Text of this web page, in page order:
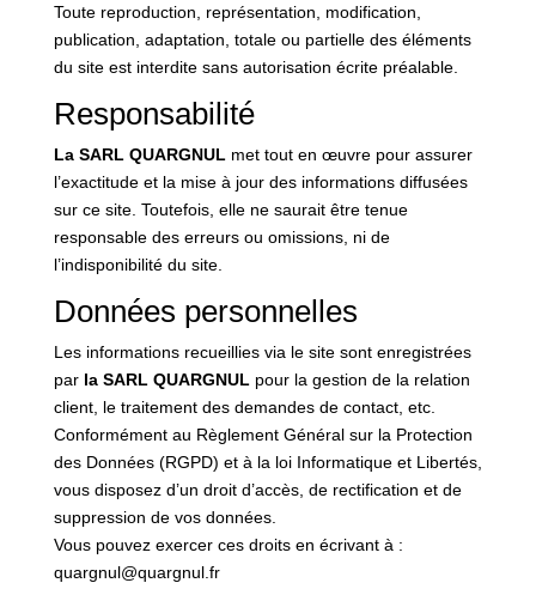
Toute reproduction, représentation, modification,
publication, adaptation, totale ou partielle des éléments
du site est interdite sans autorisation écrite préalable.
Responsabilité
La SARL QUARGNUL met tout en œuvre pour assurer
l’exactitude et la mise à jour des informations diffusées
sur ce site. Toutefois, elle ne saurait être tenue
responsable des erreurs ou omissions, ni de
l’indisponibilité du site.
Données personnelles
Les informations recueillies via le site sont enregistrées
par la SARL QUARGNUL pour la gestion de la relation
client, le traitement des demandes de contact, etc.
Conformément au Règlement Général sur la Protection
des Données (RGPD) et à la loi Informatique et Libertés,
vous disposez d’un droit d’accès, de rectification et de
suppression de vos données.
Vous pouvez exercer ces droits en écrivant à :
quargnul@quargnul.fr